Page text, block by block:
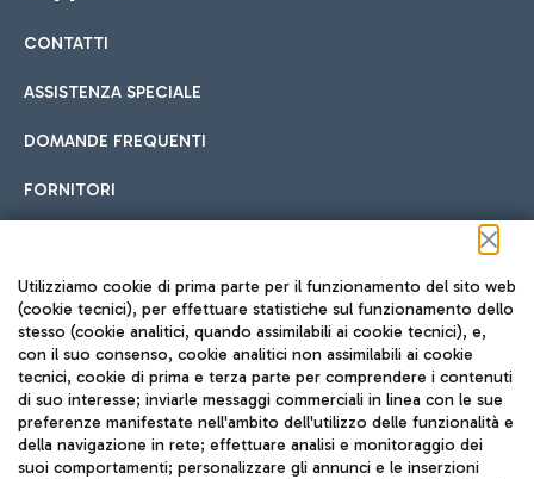
Cucina Internazionale
Fast Food
Hotel in aeroporto
Scegli l'alloggio più adatto e approfitta della vicinanza
all'aeroporto.
Car sharing
Con il Car Sharing è ancora più facile spostarsi
Treno
Raggiungi velocemente l'aeroporto di Fiumicino da Roma
tramite i servizi ferroviari Trenitalia.
CONTATTI
ASSISTENZA SPECIALE
DOMANDE FREQUENTI
FORNITORI
Seguici sui social
TRAVEL JOURNAL
ITA
Utilizziamo cookie di prima parte per il funzionamento del sito web
(cookie tecnici), per effettuare statistiche sul funzionamento dello
stesso (cookie analitici, quando assimilabili ai cookie tecnici), e,
con il suo consenso, cookie analitici non assimilabili ai cookie
tecnici, cookie di prima e terza parte per comprendere i contenuti
di suo interesse; inviarle messaggi commerciali in linea con le sue
preferenze manifestate nell'ambito dell'utilizzo delle funzionalità e
della navigazione in rete; effettuare analisi e monitoraggio dei
suoi comportamenti; personalizzare gli annunci e le inserzioni